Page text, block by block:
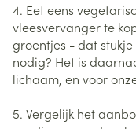
4. Eet eens
vleesvervanger te
groentjes - dat
nodig? Het is
lichaam, en voor
5. Vergelijk het